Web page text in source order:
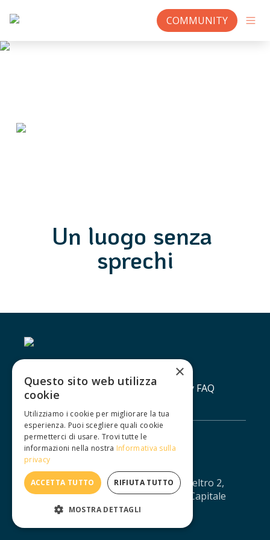
COMMUNITY
Un luogo senza
sprechi
Contatti Lavora con noiPrivacy policy FAQ
IUXTA S.R.L. - Via Agostino da Montefeltro 2,
10134 Torino - CF/PI: 12688330013 - Capitale
sociale: € 11.041,67 - iuxtasrl@pec.it
×
Questo sito web utilizza
cookie
Utilizziamo i cookie per migliorare la tua
esperienza. Puoi scegliere quali cookie
permetterci di usare. Trovi tutte le
informazioni nella nostra Informativa sulla
privacy
ACCETTA TUTTO RIFIUTA TUTTO
MOSTRA DETTAGLI